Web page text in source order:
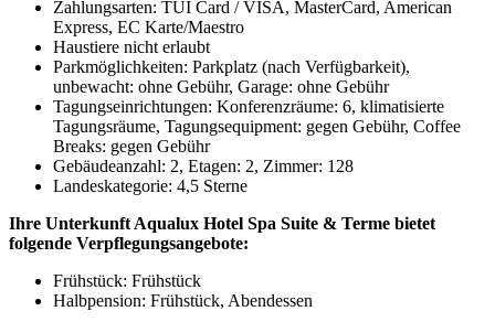
Zahlungsarten: TUI Card / VISA, MasterCard, American
Express, EC Karte/Maestro
Haustiere nicht erlaubt
Parkmöglichkeiten: Parkplatz (nach Verfügbarkeit),
unbewacht: ohne Gebühr, Garage: ohne Gebühr
Tagungseinrichtungen: Konferenzräume: 6, klimatisierte
Tagungsräume, Tagungsequipment: gegen Gebühr, Coffee
Breaks: gegen Gebühr
Gebäudeanzahl: 2, Etagen: 2, Zimmer: 128
Landeskategorie: 4,5 Sterne
Ihre Unterkunft Aqualux Hotel Spa Suite & Terme bietet
folgende Verpflegungsangebote:
Frühstück: Frühstück
Halbpension: Frühstück, Abendessen